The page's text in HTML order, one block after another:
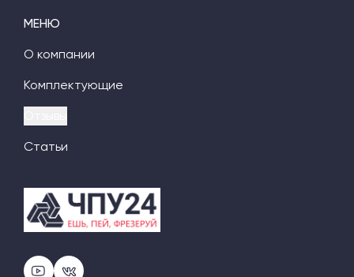
МЕНЮ
О компании
Комплектующие
Статьи